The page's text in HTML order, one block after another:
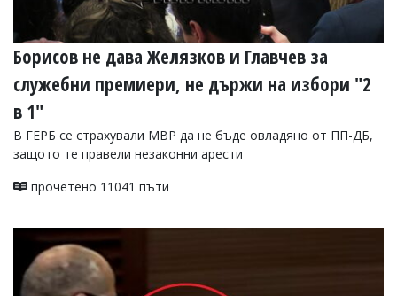
Борисов не дава Желязков и Главчев за
служебни премиери, не държи на избори "2
в 1"
В ГЕРБ се страхували МВР да не бъде овладяно от ПП-ДБ,
защото те правели незаконни арести
прочетено 11041 пъти